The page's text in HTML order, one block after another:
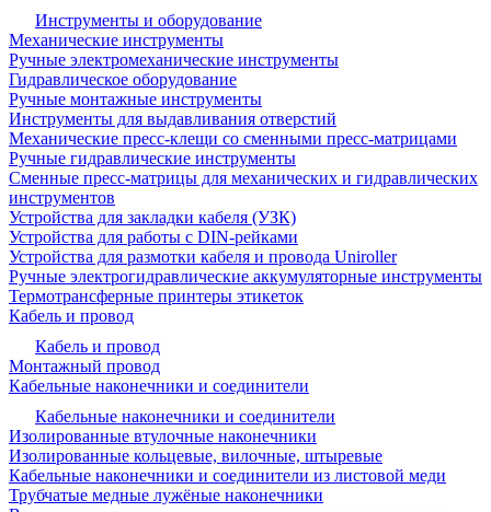
Инструменты и оборудование
Механические инструменты
Ручные электромеханические инструменты
Гидравлическое оборудование
Ручные монтажные инструменты
Инструменты для выдавливания отверстий
Механические пресс-клещи со сменными пресс-матрицами
Ручные гидравлические инструменты
Сменные пресс-матрицы для механических и гидравлических
инструментов
Устройства для закладки кабеля (УЗК)
Устройства для работы с DIN-рейками
Устройства для размотки кабеля и провода Uniroller
Ручные электрогидравлические аккумуляторные инструменты
Термотрансферные принтеры этикеток
Кабель и провод
Кабель и провод
Монтажный провод
Кабельные наконечники и соединители
Кабельные наконечники и соединители
Изолированные втулочные наконечники
Изолированные кольцевые, вилочные, штыревые
Кабельные наконечники и соединители из листовой меди
Трубчатые медные лужёные наконечники